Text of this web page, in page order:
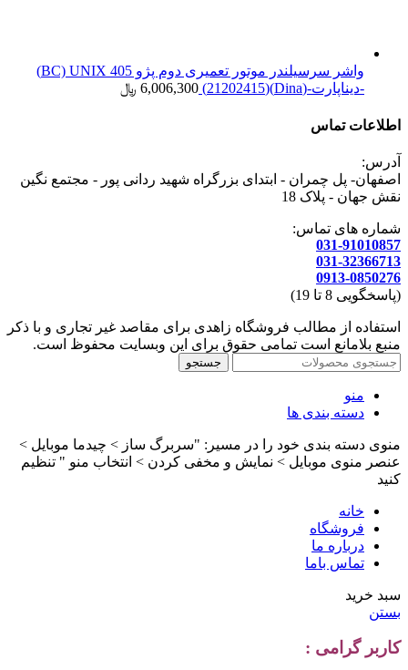
واشر سرسیلندر موتور تعمیری دوم پژو 405 BC) UNIX)
-دیناپارت-(Dina)(21202415)
6,006,300 ﷼
اطلاعات تماس
آدرس:
اصفهان- پل چمران - ابتدای بزرگراه شهید ردانی پور - مجتمع نگین
نقش جهان - پلاک 18
شماره های تماس:
031-91010857
031-32366713
0913-0850276
(پاسخگویی 8 تا 19)
استفاده از مطالب فروشگاه زاهدی برای مقاصد غیر تجاری و با ذکر
منبع بلامانع است تمامی حقوق برای این وبسایت محفوظ است.
جستجو
منو
دسته بندی ها
منوی دسته بندی خود را در مسیر: "سربرگ ساز > چیدما موبایل >
عنصر منوی موبایل > نمایش و مخفی کردن > انتخاب منو " تنظیم
کنید
خانه
فروشگاه
درباره ما
تماس باما
سبد خرید
بستن
کاربر گرامی :